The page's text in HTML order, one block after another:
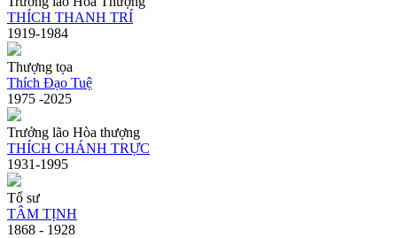
THÍCH THANH TRÍ
1919-1984
Thượng tọa
Thích Đạo Tuệ
1975 -2025
Trưởng lão Hòa thượng
THÍCH CHÁNH TRỰC
1931-1995
Tổ sư
TÂM TỊNH
1868 - 1928